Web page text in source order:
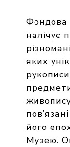
Фондова
налічує
яких
його
Музею.